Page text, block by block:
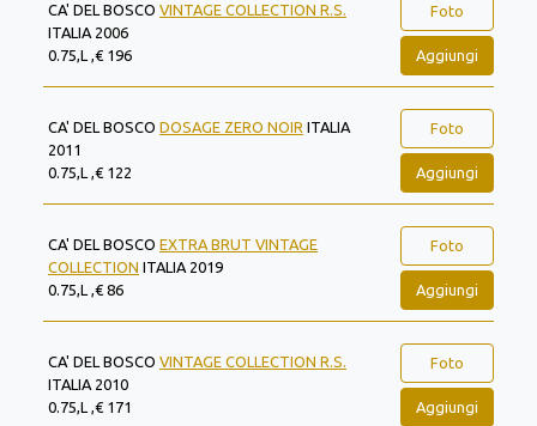
CA' DEL BOSCO VINTAGE COLLECTION R.S.
ITALIA 2006
0.75,L ,€ 196
Foto
Aggiungi
CA' DEL BOSCO DOSAGE ZERO NOIR ITALIA
2011
0.75,L ,€ 122
Foto
Aggiungi
CA' DEL BOSCO EXTRA BRUT VINTAGE
COLLECTION ITALIA 2019
0.75,L ,€ 86
Foto
Aggiungi
CA' DEL BOSCO VINTAGE COLLECTION R.S.
ITALIA 2010
0.75,L ,€ 171
Foto
Aggiungi